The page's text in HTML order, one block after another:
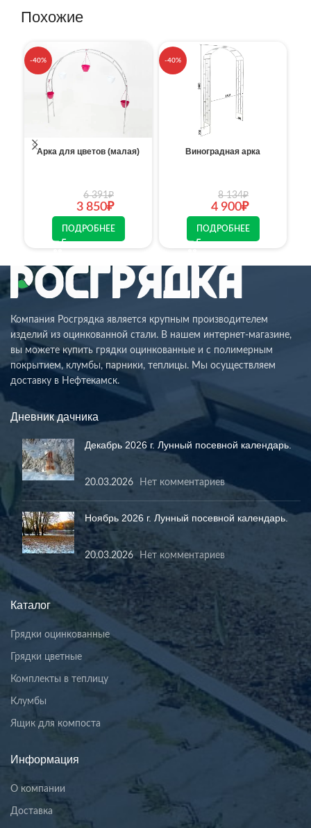
Похожие
-40%
Арка для цветов (малая)
6 391₽
3 850₽
ПОДРОБНЕЕ
-40%
Виноградная арка
8 134₽
4 900₽
ПОДРОБНЕЕ
Компания Росгрядка является крупным производителем
изделий из оцинкованной стали. В нашем интернет-магазине,
вы можете купить грядки оцинкованные и с полимерным
покрытием, клумбы, парники, теплицы. Мы осуществляем
доставку в Нефтекамск.
Дневник дачника
Декабрь 2026 г. Лунный посевной календарь.
20.03.2026 Нет комментариев
Ноябрь 2026 г. Лунный посевной календарь.
20.03.2026 Нет комментариев
Каталог
Грядки оцинкованные
Грядки цветные
Комплекты в теплицу
Клумбы
Ящик для компоста
Информация
О компании
Доставка